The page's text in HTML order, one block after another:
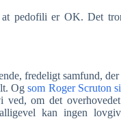
at pedofili er OK. Det
fredeligt samfund,
Ogsom Roger Scruton
om det
kan ingen